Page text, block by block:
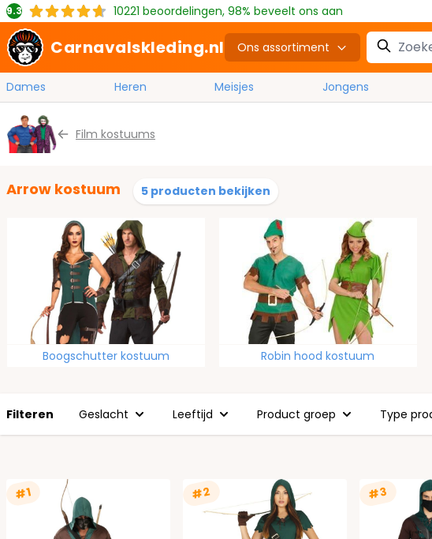
9.3 10221 beoordelingen, 98% beveelt ons aan
Carnavalskleding.nl Ons assortiment
Dames Heren Meisjes Jongens
Film kostuums
Arrow kostuum 5 producten bekijken
Boogschutter kostuum Robin hood kostuum
Filteren Geslacht Leeftijd Product groep Type
#1 #2 #3